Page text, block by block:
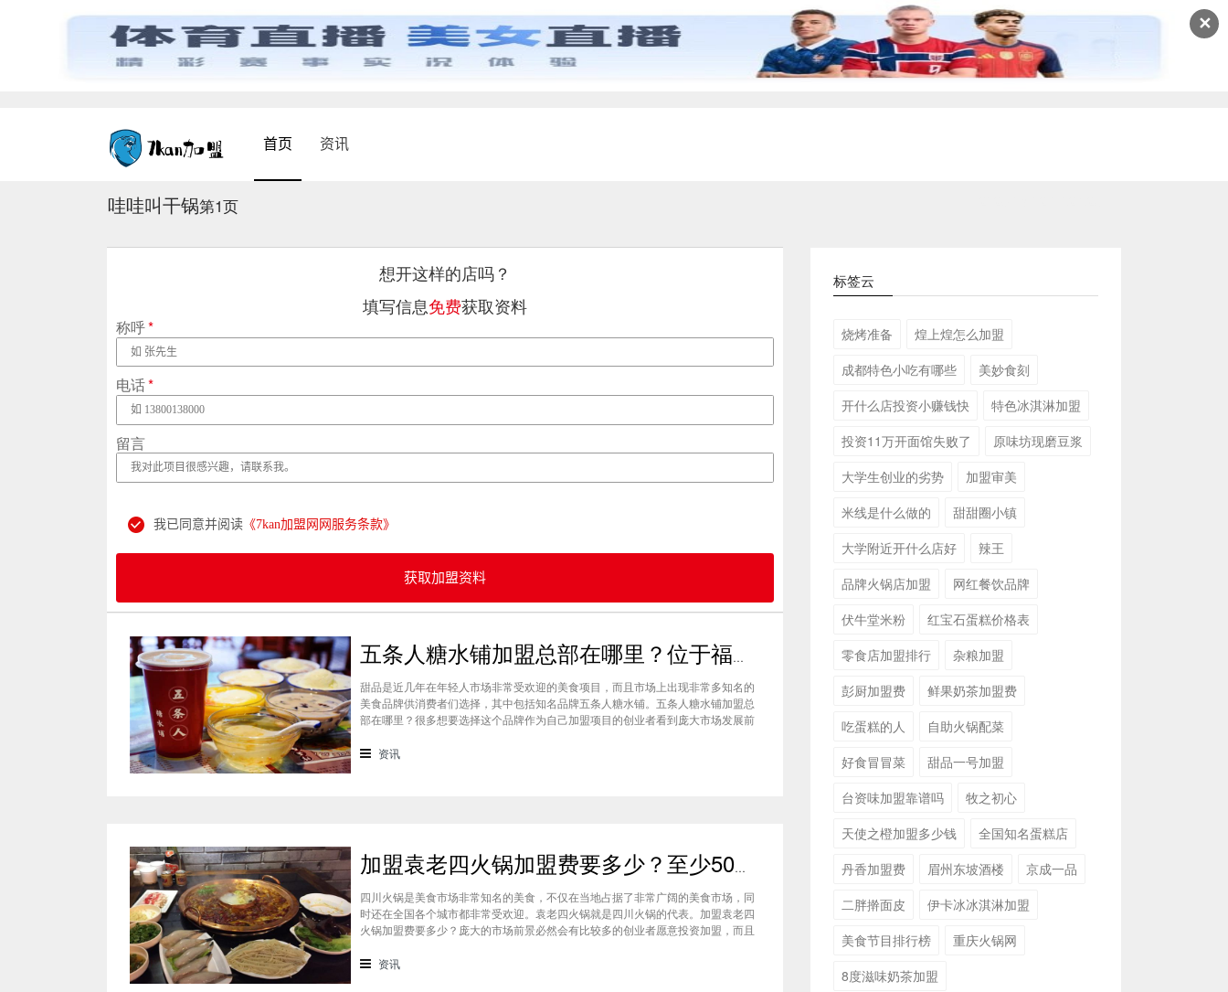
✕
首页 资讯
哇哇叫干锅第1页
想开这样的店吗？
填写信息免费获取资料
称呼*
电话*
留言
我已同意并阅读 《7kan加盟网网服务条款》
获取加盟资料
五条人糖水铺加盟总部在哪里？位于福建厦门欢迎大家前来考察
甜品是近几年在年轻人市场非常受欢迎的美食项目，而且市场上出现非常多知名的
美食品牌供消费者们选择，其中包括知名品牌五条人糖水铺。五条人糖水铺加盟总
部在哪里？很多想要选择这个品牌作为自己加盟项目的创业者看到庞大市场发展前
条人糖水铺加盟情况，欢迎大家前来考察。五条人糖水铺加盟总部在哪里？五条人
资讯
加盟袁老四火锅加盟费要多少？至少50万资金你准备好了吗？
四川火锅是美食市场非常知名的美食，不仅在当地占据了非常广阔的美食市场，同
时还在全国各个城市都非常受欢迎。袁老四火锅就是四川火锅的代表。加盟袁老四
火锅加盟费要多少？庞大的市场前景必然会有比较多的创业者愿意投资加盟，而且
准，袁老四火锅加盟至少要有50万资金你准备好了吗？加盟袁老四火锅加盟费要
资讯
标签云
烧烤准备
煌上煌怎么加盟
成都特色小吃有哪些
美妙食刻
开什么店投资小赚钱快
特色冰淇淋加盟
投资11万开面馆失败了
原味坊现磨豆浆
大学生创业的劣势
加盟审美
米线是什么做的
甜甜圈小镇
大学附近开什么店好
辣王
品牌火锅店加盟
网红餐饮品牌
伏牛堂米粉
红宝石蛋糕价格表
零食店加盟排行
杂粮加盟
彭厨加盟费
鲜果奶茶加盟费
吃蛋糕的人
自助火锅配菜
好食冒冒菜
甜品一号加盟
台资味加盟靠谱吗
牧之初心
天使之橙加盟多少钱
全国知名蛋糕店
丹香加盟费
眉州东坡酒楼
京成一品
二胖擀面皮
伊卡冰冰淇淋加盟
美食节目排行榜
重庆火锅网
8度滋味奶茶加盟